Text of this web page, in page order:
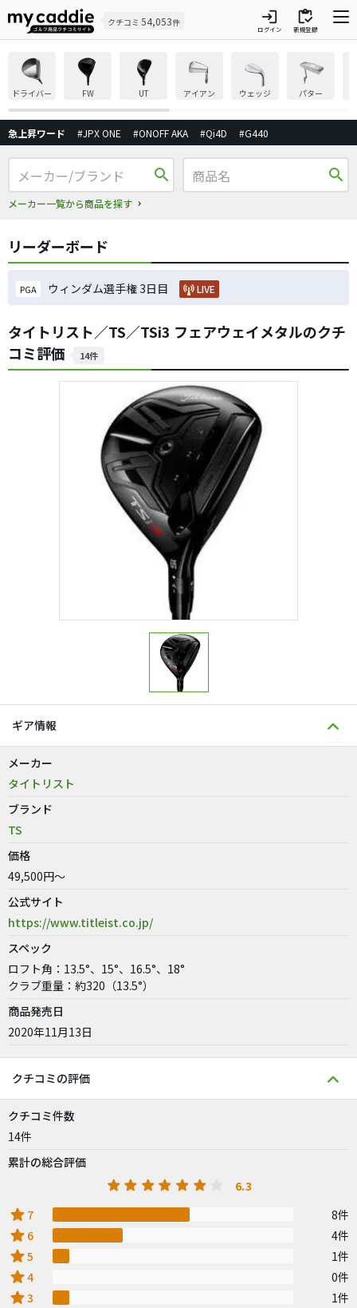
クチコミ 54,053件 login
ログイン
inventory
新規登録
ドライバー FW UT アイアン ウェッジ パター
急上昇ワード #JPX ONE #ONOFF AKA #Qi4D #G440
search
メーカー一覧から商品を探す
search
リーダーボード
PGA ウィンダム選手権 3日目 LIVE
タイトリスト／TS／TSi3 フェアウェイメタルのクチ
コミ評価
14件
ギア情報
メーカー
タイトリスト
ブランド
TS
価格
49,500円～
公式サイト
https://www.titleist.co.jp/
スペック
ロフト角：13.5°、15°、16.5°、18°
クラブ重量：約320（13.5°）
商品発売日
2020年11月13日
クチコミの評価
クチコミ件数
14件
累計の総合評価
6.3
star 7 8件
star 6 4件
star5 1件
star4 0件
star3 1件